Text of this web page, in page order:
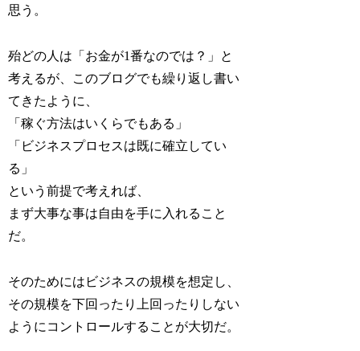
思う。
殆どの人は「お金が1番なのでは？」と
考えるが、このブログでも繰り返し書い
てきたように、
「稼ぐ方法はいくらでもある」
「ビジネスプロセスは既に確立してい
る」
という前提で考えれば、
まず大事な事は自由を手に入れること
だ。
そのためにはビジネスの規模を想定し、
その規模を下回ったり上回ったりしない
ようにコントロールすることが大切だ。